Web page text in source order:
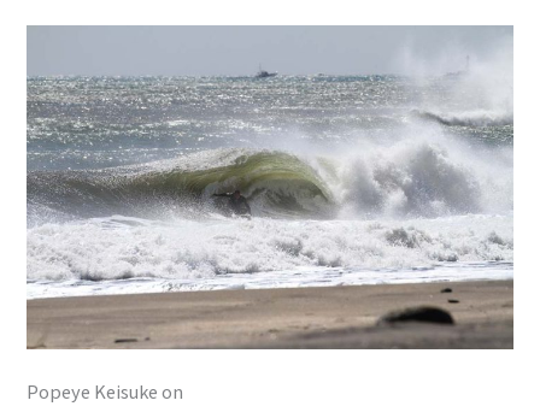
Popeye Keisuke on